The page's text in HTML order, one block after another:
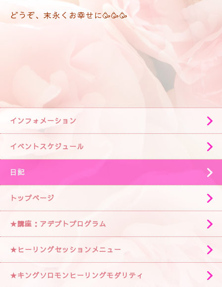
どうぞ、末永くお幸せに🥳🥳🥳
インフォメーション
イベントスケジュール
日記
トップページ
★講座：アデプトプログラム
★ヒーリングセッションメニュー
★キングソロモンヒーリングモダリティ